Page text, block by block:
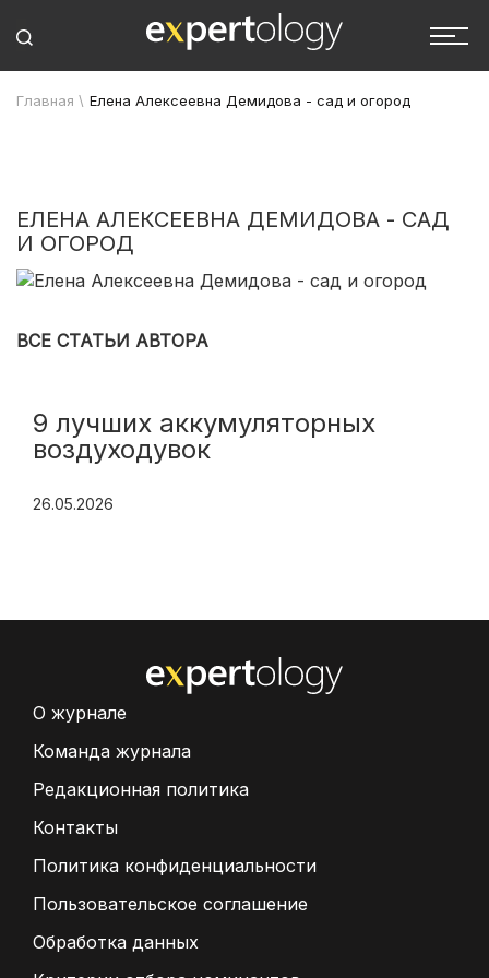
Главная \ Елена Алексеевна Демидова - сад и огород
ЕЛЕНА АЛЕКСЕЕВНА ДЕМИДОВА - САД
И ОГОРОД
ВСЕ СТАТЬИ АВТОРА
9 лучших аккумуляторных
воздуходувок
26.05.2026
О журнале
Команда журнала
Редакционная политика
Контакты
Политика конфиденциальности
Пользовательское соглашение
Обработка данных